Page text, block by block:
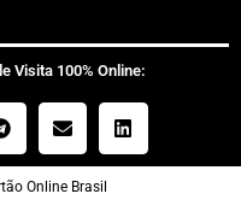
Visita 100% Online:
Online Brasil